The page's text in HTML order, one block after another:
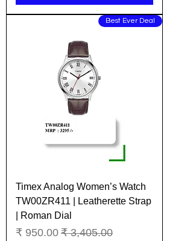
Best Ever Deal
Timex Analog Women’s Watch
TW00ZR411 | Leatherette Strap
| Roman Dial
سعر عادي سعر البيع